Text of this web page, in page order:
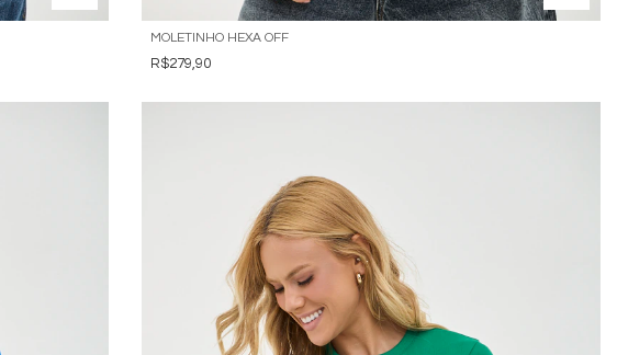
MOLETINHO HEXA OFF
R$279,90